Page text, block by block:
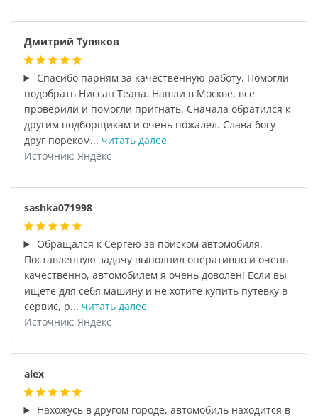
Дмитрий Тупяков
Спасибо парням за качественную работу. Помогли
подобрать Ниссан Теана. Нашли в Москве, все
проверили и помогли пригнать. Сначала обратился к
другим подборщикам и очень пожалел. Слава богу
друг пореком... читать далее
Источник: Яндекс
sashka071998
Обращался к Сергею за поиском автомобиля.
Поставленную задачу выполнил оперативно и очень
качественно, автомобилем я очень доволен! Если вы
ищете для себя машину и не хотите купить путевку в
сервис, р... читать далее
Источник: Яндекс
alex
Нахожусь в другом городе, автомобиль находится в